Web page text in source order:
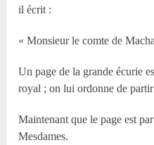
il écrit :
« Monsieur le comte de
Un page de la grande écurie
royal ; on lui ordonne de
Maintenant que le page est
Mesdames.